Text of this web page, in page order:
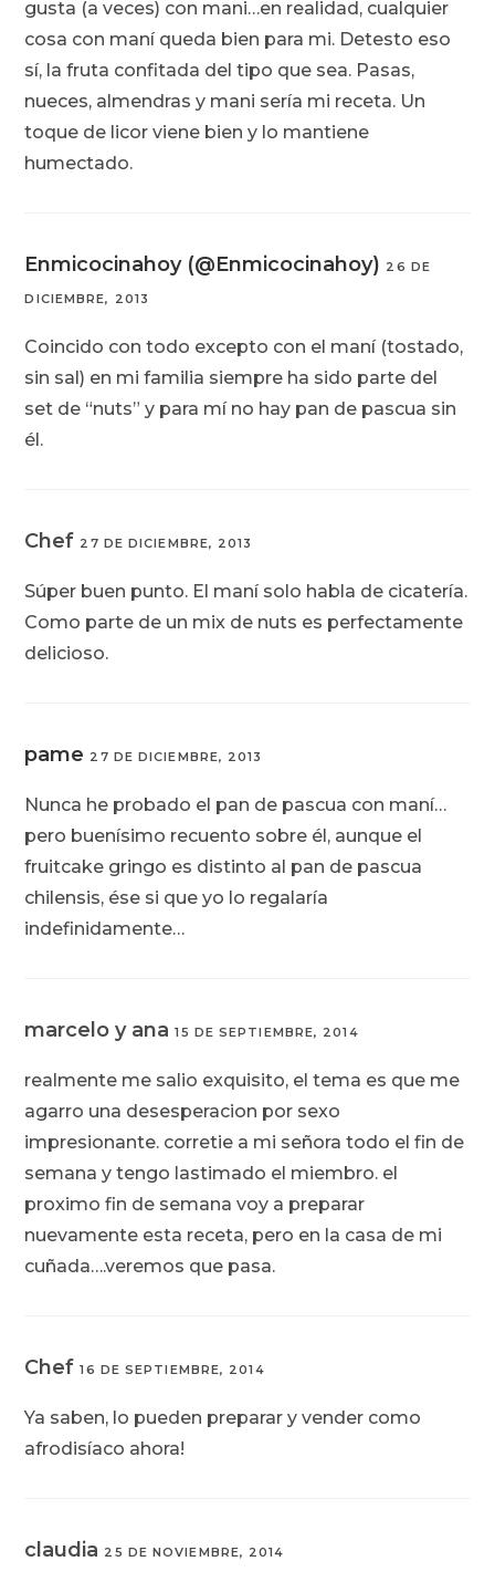
gusta (a veces) con mani…en realidad, cualquier
cosa con maní queda bien para mi. Detesto eso
sí, la fruta confitada del tipo que sea. Pasas,
nueces, almendras y mani sería mi receta. Un
toque de licor viene bien y lo mantiene
humectado.
Enmicocinahoy (@Enmicocinahoy) 26 DE
DICIEMBRE, 2013
Coincido con todo excepto con el maní (tostado,
sin sal) en mi familia siempre ha sido parte del
set de “nuts” y para mí no hay pan de pascua sin
él.
Chef 27 DE DICIEMBRE, 2013
Súper buen punto. El maní solo habla de cicatería.
Como parte de un mix de nuts es perfectamente
delicioso.
pame 27 DE DICIEMBRE, 2013
Nunca he probado el pan de pascua con maní…
pero buenísimo recuento sobre él, aunque el
fruitcake gringo es distinto al pan de pascua
chilensis, ése si que yo lo regalaría
indefinidamente…
marcelo y ana15 DE SEPTIEMBRE, 2014
realmente me salio exquisito, el tema es que me
agarro una desesperacion por sexo
impresionante. corretie a mi señora todo el fin de
semana y tengo lastimado el miembro. el
proximo fin de semana voy a preparar
nuevamente esta receta, pero en la casa de mi
cuñada….veremos que pasa.
Chef16 DE SEPTIEMBRE, 2014
Ya saben, lo pueden preparar y vender como
afrodisíaco ahora!
claudia 25 DE NOVIEMBRE, 2014